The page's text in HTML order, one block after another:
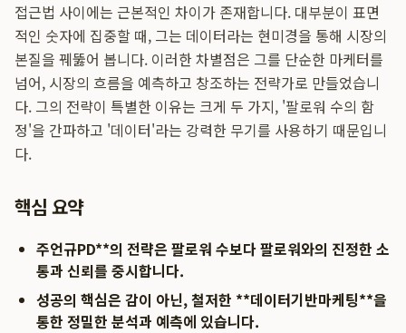
접근법 사이에는 근본적인 차이가 존재합니다. 대부분이 표면
적인 숫자에 집중할 때, 그는 데이터라는 현미경을 통해 시장의
본질을 꿰뚫어 봅니다. 이러한 차별점은 그를 단순한 마케터를
넘어, 시장의 흐름을 예측하고 창조하는 전략가로 만들었습니
다. 그의 전략이 특별한 이유는 크게 두 가지, '팔로워 수의 함
정'을 간파하고 '데이터'라는 강력한 무기를 사용하기 때문입니
다.
핵심 요약
주언규PD**의 전략은 팔로워 수보다 팔로워와의 진정한 소
통과 신뢰를 중시합니다.
성공의 핵심은 감이 아닌, 철저한 **데이터기반마케팅**을
통한 정밀한 분석과 예측에 있습니다.